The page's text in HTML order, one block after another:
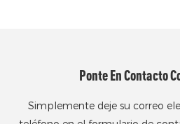
Ponte En Contacto
Simplemente deje su correo